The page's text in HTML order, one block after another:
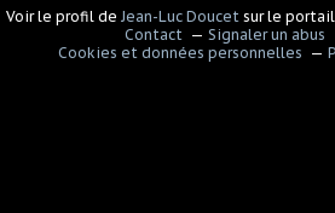
Voir le profil de Jean-Luc Doucet sur le
Contact
Signaler un abus
Cookies et données personnelles